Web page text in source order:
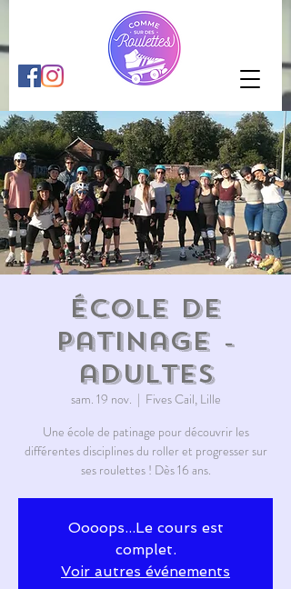
École de
patinage -
adultes
sam. 19 nov.
  |
Fives Cail, Lille
Une école de patinage pour découvrir les
différentes disciplines du roller et progresser sur
ses roulettes ! Dès 16 ans.
Oooops...Le cours est
complet.
Voir autres événements